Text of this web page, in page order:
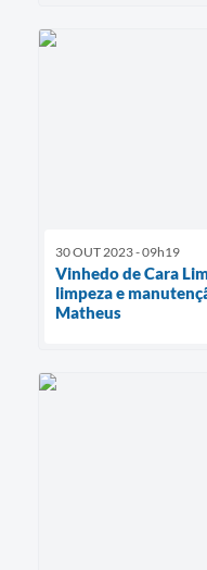
30 OUT 2023 - 09h19
Vinhedo de Cara
limpeza e
Matheus